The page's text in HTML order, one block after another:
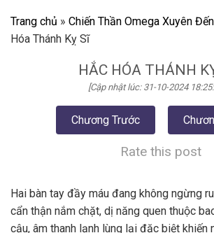
Trang chủ » Chiến Thần Omega Xuyên
Hóa Thánh Kỵ Sĩ
HẮC HÓA THÁNH
[Cập nhật lúc: 31-10-2024
Chương Trước
Rate this post
Hai bàn tay đầy máu đang không ngừng
cẩn thận nắm chặt, dị năng quen thuộc
cậu, âm thanh lạnh lùng lại đặc biệt khiến